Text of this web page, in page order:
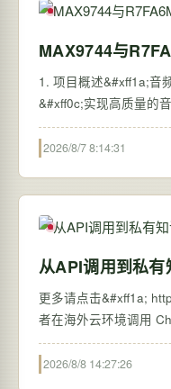
MAX9744与
1. 项目概述&#xff1a;音
&#xff0c;实现高质量的
2026/8/7 8:14:31
从API调用到私
更多请点击&#xff1a; https://codechina.net 第一章&#xff1a;从API调用到私有知识
者在海外云环境调用
2026/8/8 14:27:26